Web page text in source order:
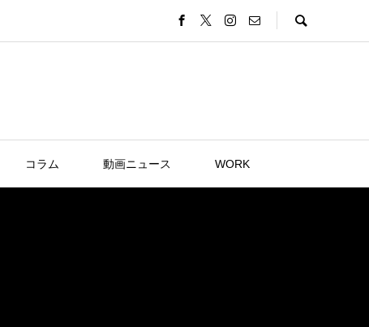
コラム 動画ニュース WORK